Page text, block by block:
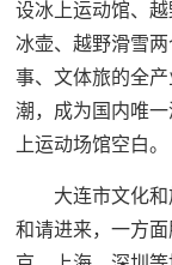
设冰上运动馆、
冰壶、越野滑雪
事、文体旅的全
潮，成为国内唯
上运动场馆空白。
大连市文化
和请进来，一方